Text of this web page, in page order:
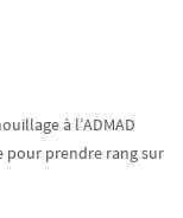
à l’ADMAD
pour prendre rang sur